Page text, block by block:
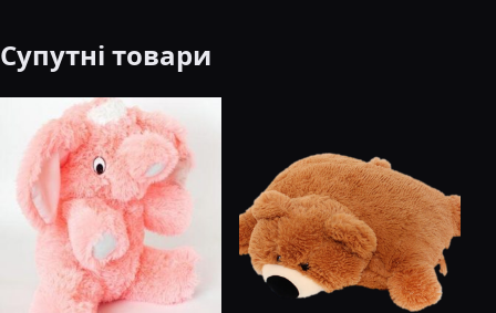
Супутні товари